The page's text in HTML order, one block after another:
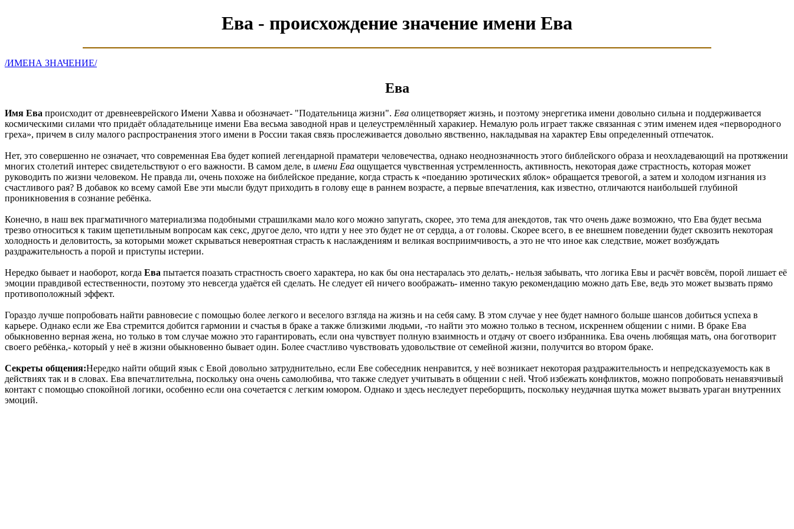
Ева - происхождение значение имени Ева
/ИМЕНА ЗНАЧЕНИЕ/
Ева
Имя Ева происходит от древнееврейского Имени Хавва и обозначает- "Подательница жизни". Ева олицетворяет жизнь, и поэтому энергетика имени довольно сильна и поддерживается
космическими силами что придаёт обладательнице имени Ева весьма заводной нрав и целеустремлённый харакиер. Немалую роль играет также связанная с этим именем идея «первородного
греха», причем в силу малого распространения этого имени в России такая связь прослеживается довольно явственно, накладывая на характер Евы определенный отпечаток.
Нет, это совершенно не означает, что современная Ева будет копией легендарной праматери человечества, однако неоднозначность этого библейского образа и неохладевающий на протяжении
многих столетий интерес свидетельствуют о его важности. В самом деле, в имени Ева ощущается чувственная устремленность, активность, некоторая даже страстность, которая может
руководить по жизни человеком. Не правда ли, очень похоже на библейское предание, когда страсть к «поеданию эротических яблок» обращается тревогой, а затем и холодом изгнания из
счастливого рая? В добавок ко всему самой Еве эти мысли будут приходить в голову еще в раннем возрасте, а первые впечатления, как известно, отличаются наибольшей глубиной
проникновения в сознание ребёнка.
Конечно, в наш век прагматичного материализма подобными страшилками мало кого можно запугать, скорее, это тема для анекдотов, так что очень даже возможно, что Ева будет весьма
трезво относиться к таким щепетильным вопросам как секс, другое дело, что идти у нее это будет не от сердца, а от головы. Скорее всего, в ее внешнем поведении будет сквозить некоторая
холодность и деловитость, за которыми может скрываться невероятная страсть к наслаждениям и великая восприимчивость, а это не что иное как следствие, может возбуждать
раздражительность а порой и приступы истерии.
Нередко бывает и наоборот, когда Ева пытается поазать страстность своего характера, но как бы она нестаралась это делать,- нельзя забывать, что логика Евы и расчёт вовсём, порой лишает её
эмоции правдивой естественности, поэтому это невсегда удаётся ей сделать. Не следует ей ничего воображать- именно такую рекомендацию можно дать Еве, ведь это может вызвать прямо
противоположный эффект.
Гораздо лучше попробовать найти равновесие с помощью более легкого и веселого взгляда на жизнь и на себя саму. В этом случае у нее будет намного больше шансов добиться успеха в
карьере. Однако если же Ева стремится добится гармонии и счастья в браке а также близкими людьми, -то найти это можно только в тесном, искреннем общении с ними. В браке Ева
обыкновенно верная жена, но только в том случае можно это гарантировать, если она чувствует полную взаимность и отдачу от своего избранника. Ева очень любящая мать, она боготворит
своего ребёнка,- который у неё в жизни обыкновенно бывает один. Более счастливо чувствовать удовольствие от семейной жизни, получится во втором браке.
Секреты общения:Нередко найти общий язык с Евой довольно затруднительно, если Еве собеседник ненравится, у неё возникает некоторая раздражительность и непредсказуемость как в
действиях так и в словах. Ева впечатлительна, поскольку она очень самолюбива, что также следует учитывать в общении с ней. Чтоб избежать конфликтов, можно попробовать ненавязчивый
контакт с помощью спокойной логики, особенно если она сочетается с легким юмором. Однако и здесь неследует переборщить, поскольку неудачная шутка может вызвать ураган внутренних
эмоций.